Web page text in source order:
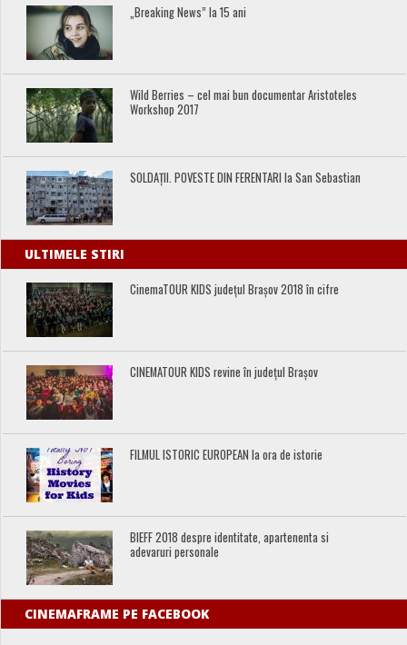
„Breaking News” la 15 ani
Wild Berries – cel mai bun documentar Aristoteles
Workshop 2017
SOLDAȚII. POVESTE DIN FERENTARI la San Sebastian
ULTIMELE STIRI
CinemaTOUR KIDS județul Brașov 2018 în cifre
CINEMATOUR KIDS revine în județul Brașov
FILMUL ISTORIC EUROPEAN la ora de istorie
BIEFF 2018 despre identitate, apartenenta si
adevaruri personale
CINEMAFRAME PE FACEBOOK